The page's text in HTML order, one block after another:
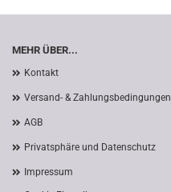
MEHR ÜBER...
Kontakt
Versand- & Zahlungsbedingungen
AGB
Privatsphäre und Datenschutz
Impressum